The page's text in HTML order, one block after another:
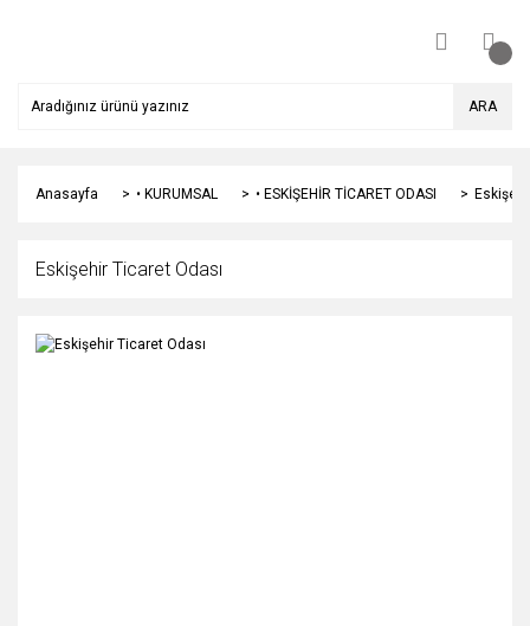
ARA
Anasayfa • KURUMSAL • ESKİŞEHİR TİCARET ODASI
Eskişehir Ticaret Odası